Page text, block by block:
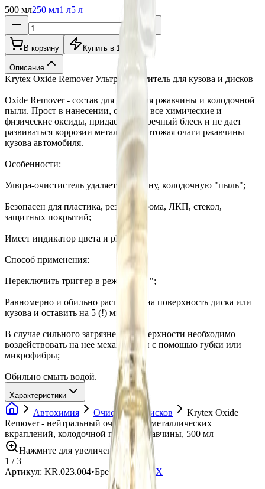
500 мл250 мл1 л5 л
В корзину Купить в 1 клик
Описание
Krytex Oxide Remover Ультра-очиститель для кузова и дисков
Oxide Remover - состав для удаления ржавчины и колодочной
пыли. Прост в нанесении, очищает все химические и
физические оксиды, придает безупречный блеск и не дает
развиваться коррозии металла, уничтожая очаги ржавчины
кузова автомобиля.
Особенности:
Ультра-очистистель удаляет ржавчину, колодочную "пыль";
Безопасен для пластика, резины, хрома, ЛКП, стекол,
защитных покрытий;
Имеет индикатор цвета и pH-7.
Способ применения:
Переключить триггер в режим "ON";
Равномерно и обильно распылить на поверхность диска или
кузова и оставить на 5 (!) минут;
В случае сильного загрязнения поверхности необходимо
воздействовать на нее механически с помощью губки или
микрофибры;
Обильно смыть водой.
Характеристики
Автохимия Очистители дисков
Krytex Oxide
Remover - нейтральный очиститель металлических
вкраплений, колодочной пыли и ржавчины, 500 мл
Нажмите для увеличения
1 /3
Артикул: KR.023.004•Бренд: KRYTEX